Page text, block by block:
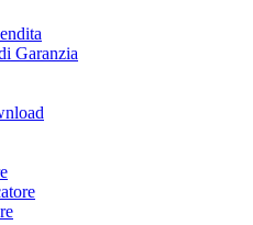
Garanzia